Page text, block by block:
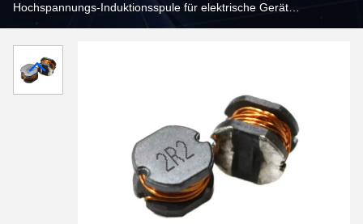
Hochspannungs-Induktionsspule für elektrische Geräte